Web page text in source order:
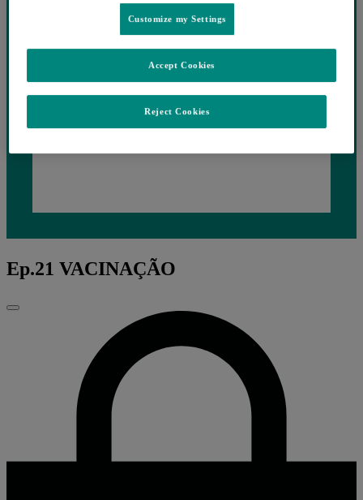
Ep.21 VACINAÇÃO
Fechar
Customize my Settings
Reject Cookies
Accept Cookies